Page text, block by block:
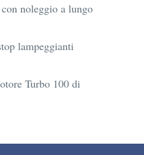
noleggio a lungo
lampeggianti
Turbo 100 di